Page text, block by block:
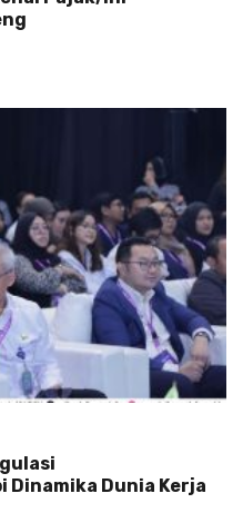
Dinamika Dunia Kerja